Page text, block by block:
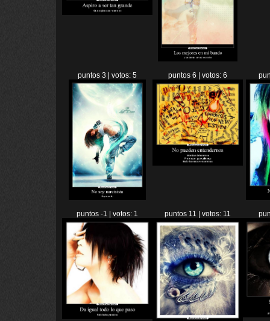
puntos 3 | votos: 5 puntos 6 | votos: 6
puntos -1 | votos: 1 puntos 11 | votos: 11